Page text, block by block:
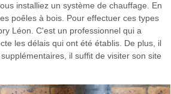
installiez un système de chauffage. En
poêles à bois. Pour effectuer ces types
Léon. C'est un professionnel qui a
les délais qui ont été établis. De plus, il
il suffit de visiter son site